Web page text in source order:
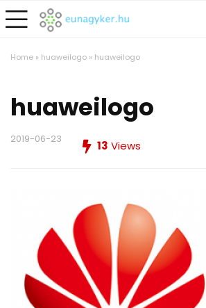
Home » huaweilogo » huaweilogo
huaweilogo
2019-06-23 13 Views